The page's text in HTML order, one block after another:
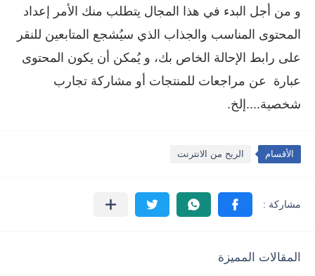
و من أجل البدء في هذا المجال يتطلب منك الأمر إعداد
المحتوى المناسب والجذاب الذي سيُشجع المتابعين للنقر
على رابط الإحالة الخاص بك، و يُمكن أن يكون المحتوى
عبارة عن مراجعات للمنتجات أو مشاركة تجارب
شخصية....إلخ.
الأقسام الربح من الانترنت
المقالات المميزة